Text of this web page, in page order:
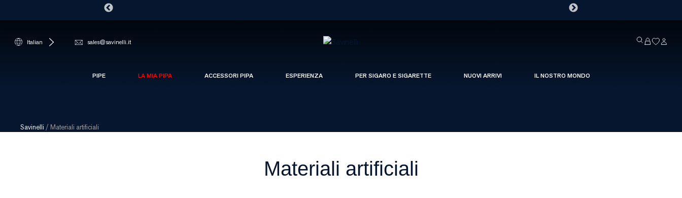
Italian sales@savinelli.it
PIPE LA MIA PIPA ACCESSORI PIPA ESPERIENZA PER SIGARO E SIGARETTE NUOVI ARRIVI IL NOSTRO MONDO
Savinelli / Materiali artificiali
Materiali artificiali